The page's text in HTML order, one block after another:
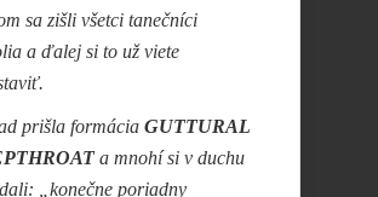
sa zišli všetci tanečníci
a ďalej si to už viete
prišla formácia GUTTURAL
a mnohí si v duchu
„konečne poriadny